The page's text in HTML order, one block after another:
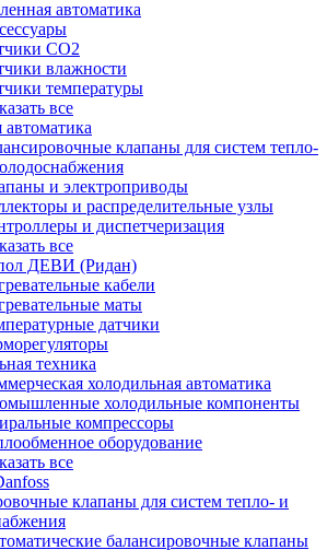
автоматика
CO2
влажности
температуры
все
автоматика
клапаны для систем тепло-
и электроприводы
и распределительные узлы
и диспетчеризация
все
ДЕВИ (Ридан)
кабели
маты
датчики
техника
холодильная автоматика
холодильные компоненты
компрессоры
оборудование
все
клапаны для систем тепло- и
балансировочные клапаны